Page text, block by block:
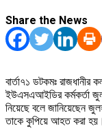
Share the News
বার্তা৭১ ডটকমঃ রাজধানীর
ইউএসএআইডির কর্মকর্তা
নিয়েছে বলে জানিয়েছেন
তাকে কুপিয়ে আহত করা হয়।